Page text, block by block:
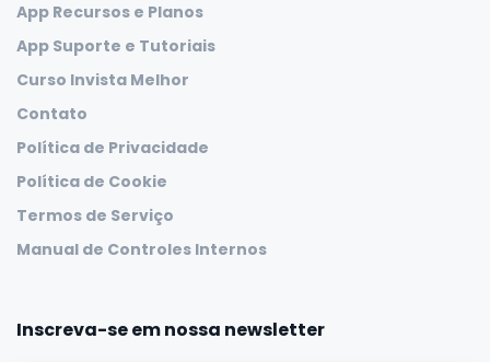
App Recursos e Planos
App Suporte e Tutoriais
Curso Invista Melhor
Contato
Política de Privacidade
Política de Cookie
Termos de Serviço
Manual de Controles Internos
Inscreva-se em nossa newsletter